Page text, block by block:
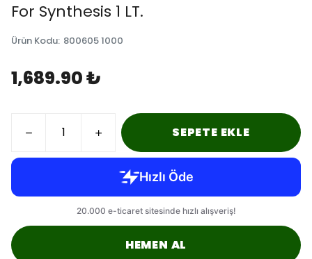
For Synthesis 1 LT.
Ürün Kodu: 800605 1000
1,689.90 ₺
SEPETE EKLE
HEMEN AL